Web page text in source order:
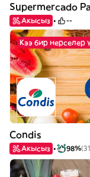
Supermercado
Акысыз --
Кээ бир нерселер
Condis
Акысыз 98%